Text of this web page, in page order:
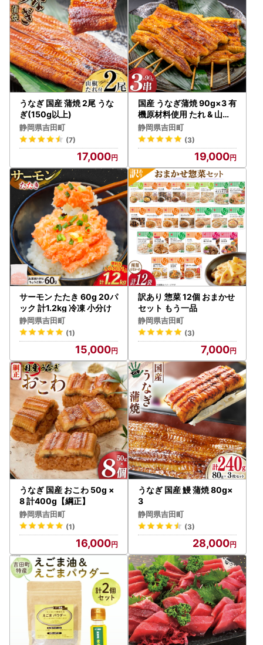
うなぎ 国産 蒲焼 2尾 うな
ぎ(150g以上)
静岡県吉田町
(7)
17,000
国産 うなぎ蒲焼 90g×3 有
機原材料使用 たれ & 山椒
付
静岡県吉田町
(3)
19,000
サーモン たたき 60g 20パ
ック 計1.2kg 冷凍 小分け
静岡県吉田町
(1)
15,000
訳あり 惣菜 12個 おまかせ
セット もう一品
静岡県吉田町
(3)
7,000
うなぎ 国産 おこわ 50g ×
8 計400g【綱正】
静岡県吉田町
(1)
16,000
うなぎ 国産 鰻 蒲焼 80g×
3
静岡県吉田町
(3)
28,000